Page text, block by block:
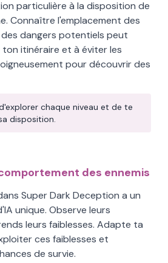
particulière à la disposition de
Connaître l'emplacement des
dangers potentiels peut
itinéraire et à éviter les
pour découvrir des
chaque niveau et de te
disposition.
des ennemis
Super Dark Deception a un
unique. Observe leurs
leurs faiblesses. Adapte ta
ces faiblesses et
de survie.